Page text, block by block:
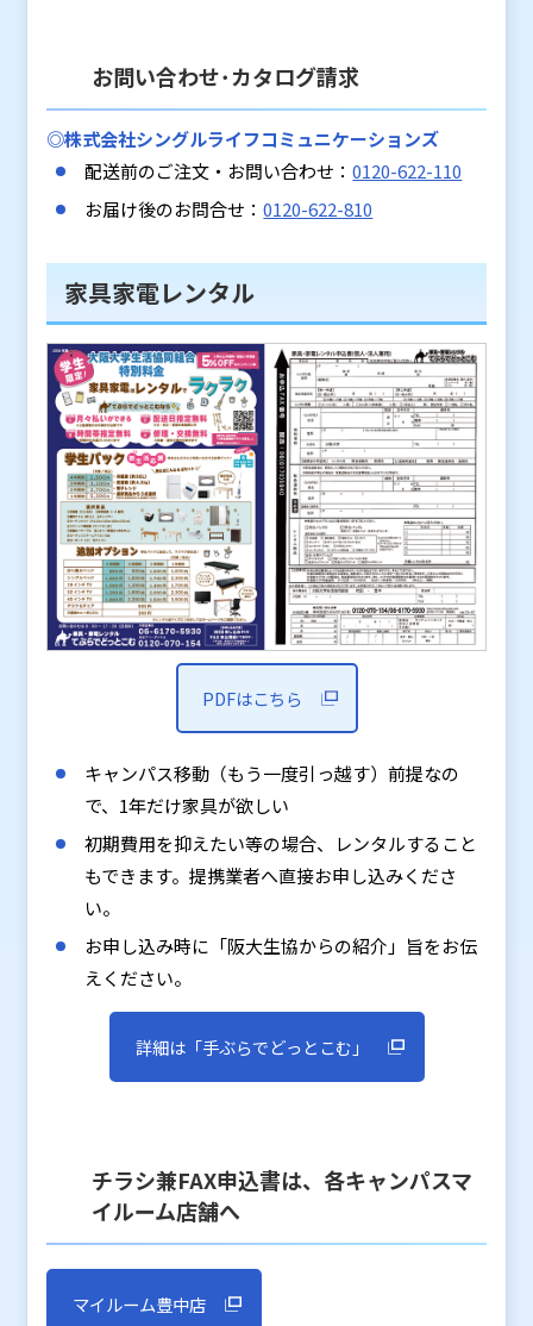
お問い合わせ･カタログ請求
◎株式会社シングルライフコミュニケーションズ
配送前のご注文・お問い合わせ：0120-622-110
お届け後のお問合せ：0120-622-810
家具家電レンタル
PDFはこちら
キャンパス移動（もう一度引っ越す）前提なの
で、1年だけ家具が欲しい
初期費用を抑えたい等の場合、レンタルすること
もできます。提携業者へ直接お申し込みくださ
い。
お申し込み時に「阪大生協からの紹介」旨をお伝
えください。
詳細は「手ぶらでどっとこむ」
チラシ兼FAX申込書は、各キャンパスマ
イルーム店舗へ
マイルーム豊中店